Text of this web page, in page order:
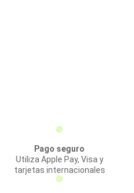
Pago seguro
Utiliza Apple Pay, Visa y
tarjetas internacionales